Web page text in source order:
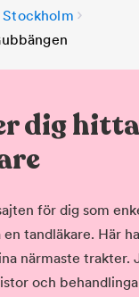
Stockholm
dig hitta
för dig som
tandläkare. Här
närmaste trakter.
och